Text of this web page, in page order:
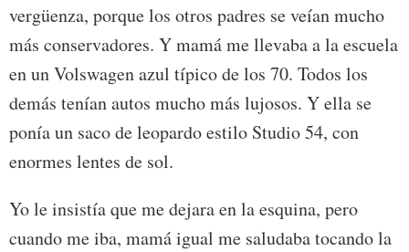
vergüenza, porque los otros padres se veían mucho
más conservadores. Y mamá me llevaba a la escuela
en un Volswagen azul típico de los 70. Todos los
demás tenían autos mucho más lujosos. Y ella se
ponía un saco de leopardo estilo Studio 54, con
enormes lentes de sol.
Yo le insistía que me dejara en la esquina, pero
cuando me iba, mamá igual me saludaba tocando la